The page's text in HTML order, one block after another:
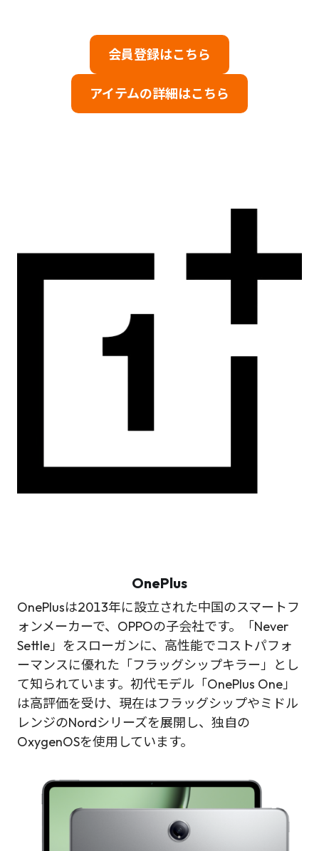
会員登録はこちら
アイテムの詳細はこちら
OnePlus
OnePlusは2013年に設立された中国のスマートフ
ォンメーカーで、OPPOの子会社です。「Never
Settle」をスローガンに、高性能でコストパフォ
ーマンスに優れた「フラッグシップキラー」とし
て知られています。初代モデル「OnePlus One」
は高評価を受け、現在はフラッグシップやミドル
レンジのNordシリーズを展開し、独自の
OxygenOSを使用しています。